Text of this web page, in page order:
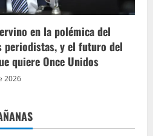
en la polémica del
periodistas, y el futuro del
quiere Once Unidos
2026